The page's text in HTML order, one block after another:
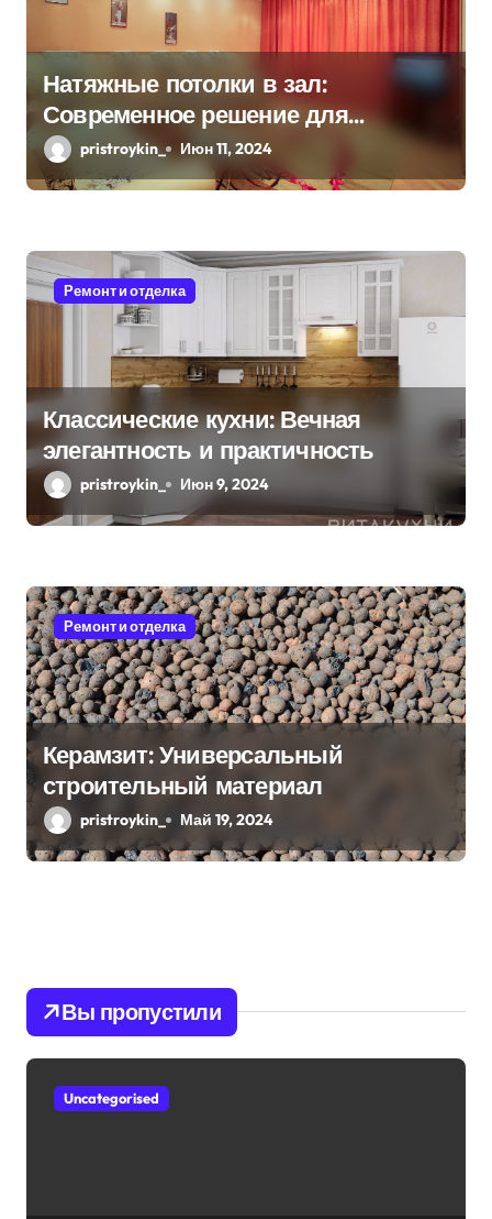
а
п
и
с
я
м
Натяжные потолки в зал:
Современное решение для
стильного интерьера
pristroykin_ Июн 11, 2024
Ремонт и отделка
Классические кухни: Вечная
элегантность и практичность
pristroykin_ Июн 9, 2024
Ремонт и отделка
Керамзит: Универсальный
строительный материал
pristroykin_ Май 19, 2024
Вы пропустили
Uncategorised